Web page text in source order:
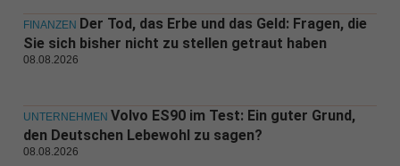
FINANZEN Der Tod, das Erbe und das Geld: Fragen, die
Sie sich bisher nicht zu stellen getraut haben
08.08.2026
UNTERNEHMEN Volvo ES90 im Test: Ein guter Grund,
den Deutschen Lebewohl zu sagen?
08.08.2026